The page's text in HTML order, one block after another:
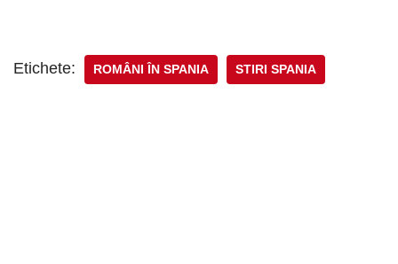
Etichete: ROMÂNI ÎN SPANIA STIRI SPANIA